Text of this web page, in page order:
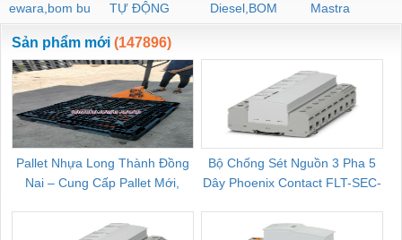
ewara,bom bu
ewara
TỰ ĐỘNG
Diesel,BOM
CHUA CHAY
Mastra
Sản phẩm mới (147896)
Pallet Nhựa Long Thành Đồng
Nai – Cung Cấp Pallet Mới,
Bộ Chống Sét Nguồn 3 Pha 5
Dây Phoenix Contact FLT-SEC-